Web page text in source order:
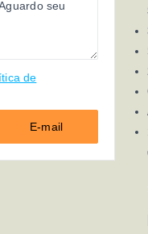
de
E-mail